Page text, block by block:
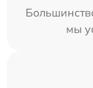
мы